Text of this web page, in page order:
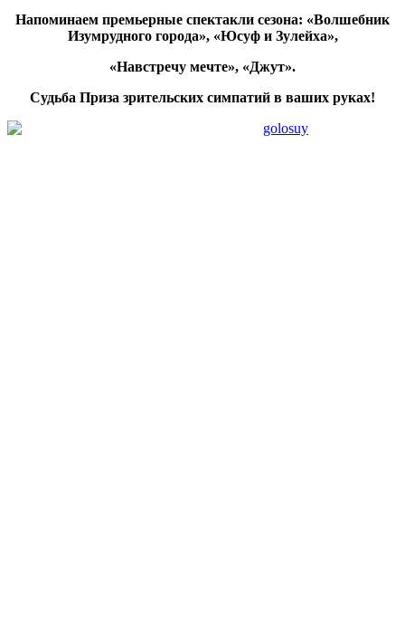
Напоминаем премьерные спектакли сезона: «Волшебник
Изумрудного города», «Юсуф и Зулейха»,
«Навстречу мечте», «Джут».
Судьба Приза зрительских симпатий в ваших руках!